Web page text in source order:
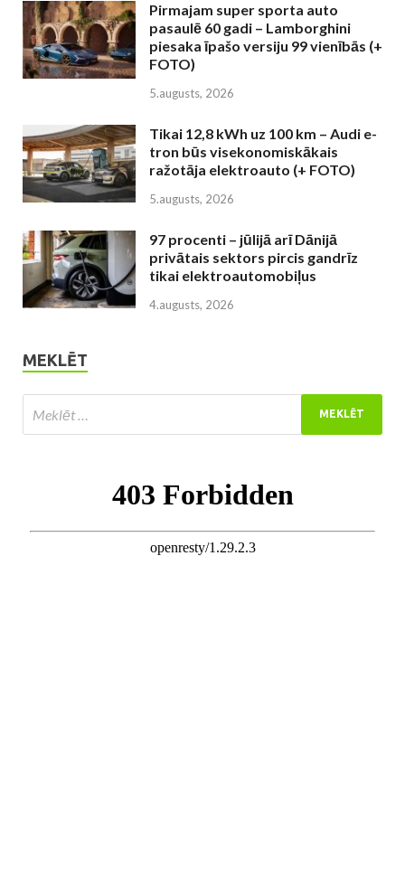
Pirmajam super sporta auto
pasaulē 60 gadi – Lamborghini
piesaka īpašo versiju 99 vienībās (+
FOTO)
5.augusts, 2026
Tikai 12,8 kWh uz 100 km – Audi e-
tron būs visekonomiskākais
ražotāja elektroauto (+ FOTO)
5.augusts, 2026
97 procenti – jūlijā arī Dānijā
privātais sektors pircis gandrīz
tikai elektroautomobiļus
4.augusts, 2026
MEKLĒT